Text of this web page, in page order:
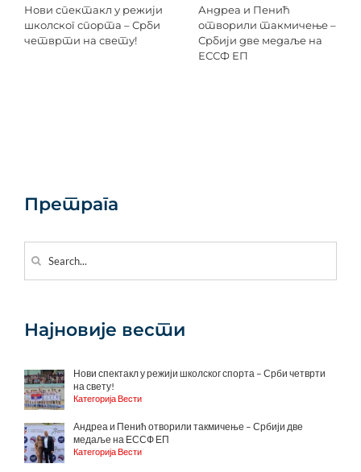
Нови спектакл у режији
школског спорта – Срби
четврти на свету!
Андреа и Пенић
отворили такмичење –
Србији две медаље на
ЕССФ ЕП
Претрага
for:
Најновије вести
Нови спектакл у режији школског спорта – Срби четврти
на свету!
Категорија Вести
Андреа и Пенић отворили такмичење – Србији две
медаље на ЕССФ ЕП
Категорија Вести